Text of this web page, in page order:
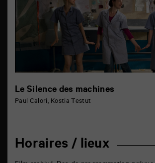
Le Silence des machines
Paul Calori, Kostia Testut
Horaires / lieux